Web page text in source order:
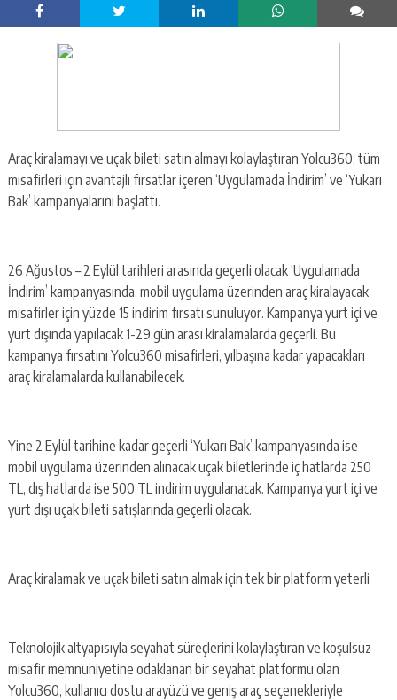
Araç kiralamayı ve uçak bileti satın almayı kolaylaştıran Yolcu360, tüm
misafirleri için avantajlı fırsatlar içeren ‘Uygulamada İndirim’ ve ‘Yukarı
Bak’ kampanyalarını başlattı.
26 Ağustos – 2 Eylül tarihleri arasında geçerli olacak ‘Uygulamada
İndirim’ kampanyasında, mobil uygulama üzerinden araç kiralayacak
misafirler için yüzde 15 indirim fırsatı sunuluyor. Kampanya yurt içi ve
yurt dışında yapılacak 1-29 gün arası kiralamalarda geçerli. Bu
kampanya fırsatını Yolcu360 misafirleri, yılbaşına kadar yapacakları
araç kiralamalarda kullanabilecek.
Yine 2 Eylül tarihine kadar geçerli ‘Yukarı Bak’ kampanyasında ise
mobil uygulama üzerinden alınacak uçak biletlerinde iç hatlarda 250
TL, dış hatlarda ise 500 TL indirim uygulanacak. Kampanya yurt içi ve
yurt dışı uçak bileti satışlarında geçerli olacak.
Araç kiralamak ve uçak bileti satın almak için tek bir platform yeterli
Teknolojik altyapısıyla seyahat süreçlerini kolaylaştıran ve koşulsuz
misafir memnuniyetine odaklanan bir seyahat platformu olan
Yolcu360, kullanıcı dostu arayüzü ve geniş araç seçenekleriyle